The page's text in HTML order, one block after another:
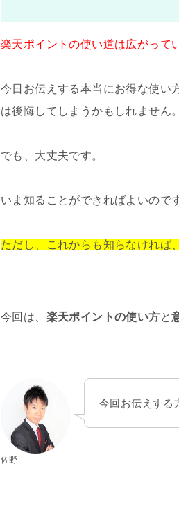
楽天ポイントの使い道は広がって
今日お伝えする本当にお得な使い
は後悔してしまうかもしれません。
でも、大丈夫です。
いま知ることができればよいので
ただし、これからも知らなければ
今回は、 楽天ポイントの使い方と
佐野
今回お伝えする